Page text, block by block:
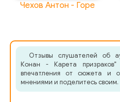
Чехов Антон - Горе
Отзывы слушателей об
Конан - Карета
впечатления от сюжета и
мнениями и поделитесь своим.